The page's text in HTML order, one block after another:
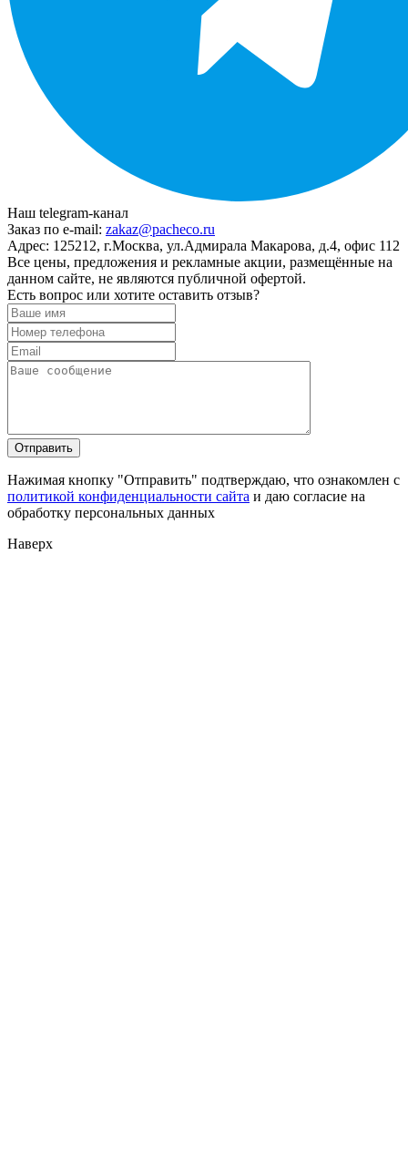
Наш telegram-канал
Заказ по e-mail: zakaz@pacheco.ru
Адрес: 125212, г.Москва, ул.Адмирала Макарова, д.4, офис 112
Все цены, предложения и рекламные акции, размещённые на
данном сайте, не являются публичной офертой.
Есть вопрос или хотите оставить отзыв?
Нажимая кнопку "Отправить" подтверждаю, что ознакомлен с
политикой конфиденциальности сайта и даю согласие на
обработку персональных данных
Наверх